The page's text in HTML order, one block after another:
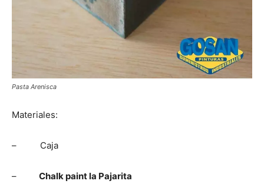
Pasta Arenisca
Materiales:
– Caja
– Chalk paint la Pajarita